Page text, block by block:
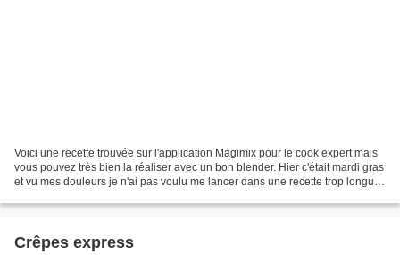
Voici une recette trouvée sur l'application Magimix pour le cook expert mais
vous pouvez très bien la réaliser avec un bon blender. Hier c'était mardi gras
et vu mes douleurs je n'ai pas voulu me lancer dans une recette trop longue.
Crêpes express